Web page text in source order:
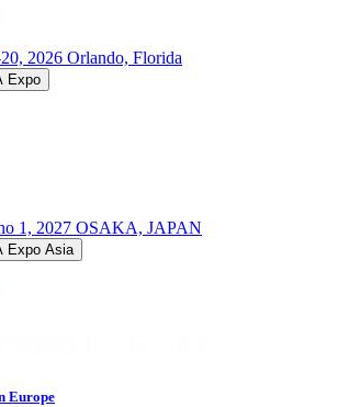
2026 Orlando, Florida
Expo
1, 2027 OSAKA, JAPAN
Expo Asia
Europe